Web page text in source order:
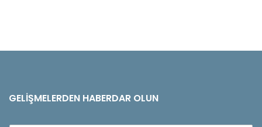
GELIŞMELERDEN HABERDAR OLUN